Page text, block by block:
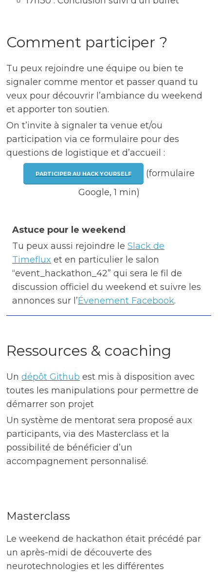
Comment participer ?
Tu peux rejoindre une équipe ou bien te
signaler comme mentor et passer quand tu
veux pour découvrir l’ambiance du weekend
et apporter ton soutien.
On t’invite à signaler ta venue et/ou
participation via ce formulaire pour des
questions de logistique et d’accueil :
PARTICIPER AU HACK YOURSELF
(formulaire
Google, 1 min)
Astuce pour le weekend
Tu peux aussi rejoindre leSlack de
Timeflux et en particulier le salon
“event_hackathon_42” qui sera le fil de
discussion officiel du weekend et suivre les
annonces sur l’Évenement Facebook.
Ressources & coaching
Undépôt Github est mis à disposition avec
toutes les manipulations pour permettre de
démarrer son projet
Un système de mentorat sera proposé aux
participants, via des Masterclass et la
possibilité de bénéficier d’un
accompagnement personnalisé.
Masterclass
Le weekend de hackathon était précédé par
un après-midi de découverte des
neurotechnologies et les différentes